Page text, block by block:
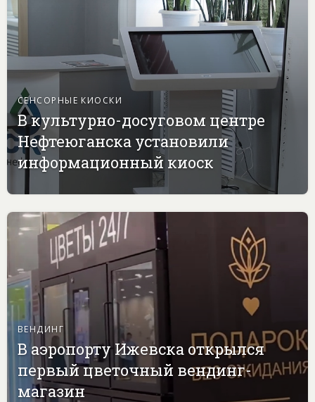
СЕНСОРНЫЕ КИОСКИ
В культурно-досуговом центре
Нефтеюганска установили
информационный киоск
ВЕНДИНГ
В аэропорту Ижевска открылся
первый цветочный вендинг-
магазин